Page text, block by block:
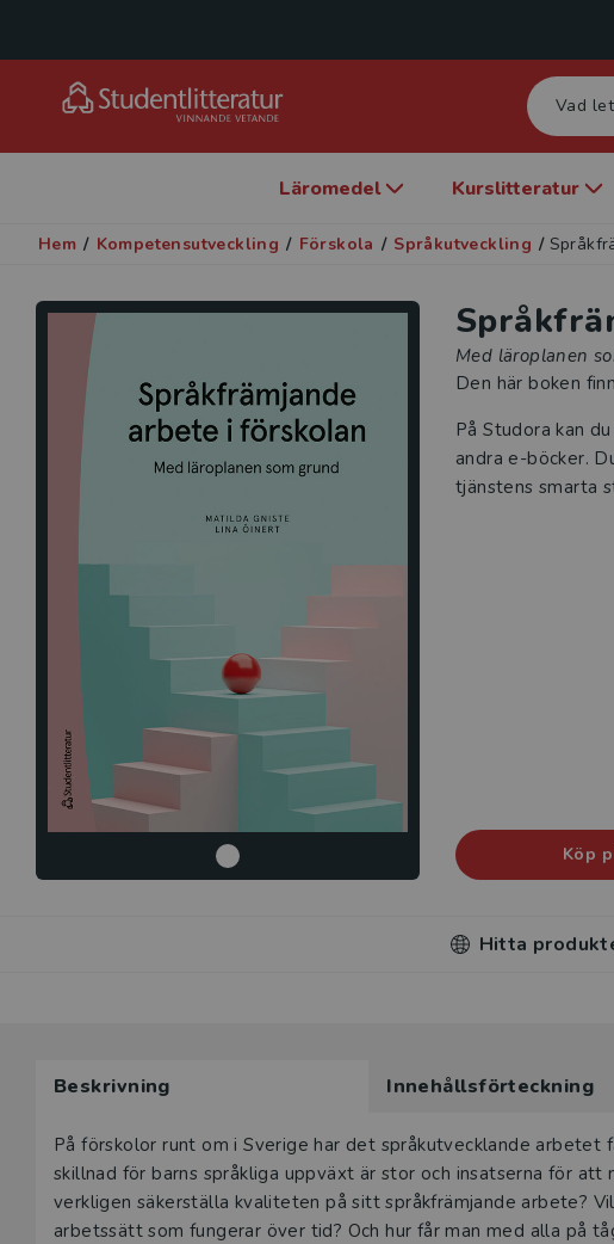
Läromedel Kurslitteratur
Hem / Kompetensutveckling / Förskola / Språkutveckling /
Med läroplanen
Den här boken
På Studora kan
andra e-böcker.
tjänstens smarta
Köp
Hitta
här produkten.
Våra digitala
under 180 dagar.
undervisning (nivå
vår
kundservice
om
Beskrivning Innehållsförteckning
Beskrivning
På förskolor runt om i Sverige har det språkutvecklande
skillnad för barns språkliga uppväxt är stor och insatserna för att
verkligen säkerställa kvaliteten på sitt språkfrämjande arbete?
arbetssätt som fungerar över tid? Och hur får man med alla på